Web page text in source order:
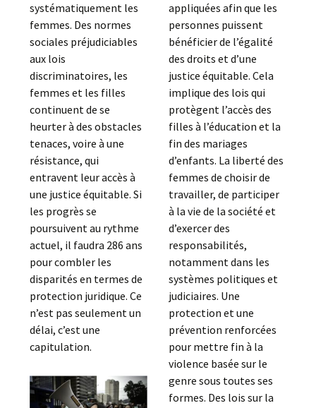
systématiquement les
femmes. Des normes
sociales préjudiciables
aux lois
discriminatoires, les
femmes et les filles
continuent de se
heurter à des obstacles
tenaces, voire à une
résistance, qui
entravent leur accès à
une justice équitable. Si
les progrès se
poursuivent au rythme
actuel, il faudra 286 ans
pour combler les
disparités en termes de
protection juridique. Ce
n’est pas seulement un
délai, c’est une
capitulation.
appliquées afin que les
personnes puissent
bénéficier de l’égalité
des droits et d’une
justice équitable. Cela
implique des lois qui
protègent l’accès des
filles à l’éducation et la
fin des mariages
d’enfants. La liberté des
femmes de choisir de
travailler, de participer
à la vie de la société et
d’exercer des
responsabilités,
notamment dans les
systèmes politiques et
judiciaires. Une
protection et une
prévention renforcées
pour mettre fin à la
violence basée sur le
genre sous toutes ses
formes. Des lois sur la